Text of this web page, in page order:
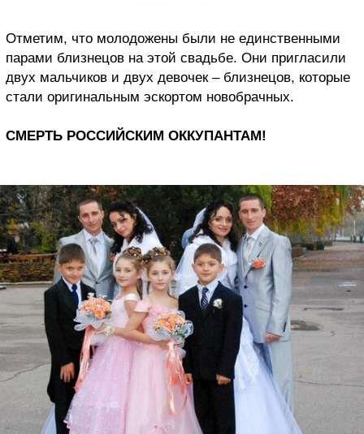
Отметим, что молодожены были не единственными
парами близнецов на этой свадьбе. Они пригласили
двух мальчиков и двух девочек – близнецов, которые
стали оригинальным эскортом новобрачных.
СМЕРТЬ РОССИЙСКИМ ОККУПАНТАМ!